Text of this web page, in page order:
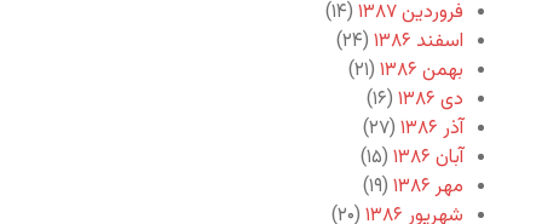
فروردین ۱۳۸۷
(۱۴)
اسفند ۱۳۸۶
(۲۴)
بهمن ۱۳۸۶
(۲۱)
دی ۱۳۸۶
(۱۶)
آذر ۱۳۸۶
(۲۷)
آبان ۱۳۸۶
(۱۵)
مهر ۱۳۸۶
(۱۹)
شهریور ۱۳۸۶
(۲۰)